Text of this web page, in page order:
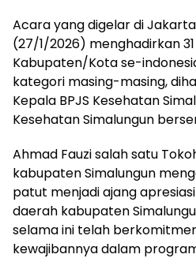
Acara yang digelar di
(27/1/2026) menghadirkan
Kabupaten/Kota se-
kategori masing-masing,
Kepala BPJS Kesehatan
Kesehatan Simalungun
Ahmad Fauzi salah satu
kabupaten Simalungun
patut menjadi ajang
daerah kabupaten
selama ini telah
kewajibannya dalam